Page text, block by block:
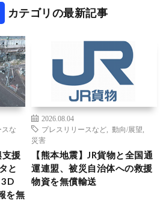
カテゴリの最新記事
スな
支援
と
を無
2026.08.04
プレスリリースなど
動向/展望
災害
【熊本地震】JR貨物と全国通
運連盟、被災自治体への救援
物資を無償輸送